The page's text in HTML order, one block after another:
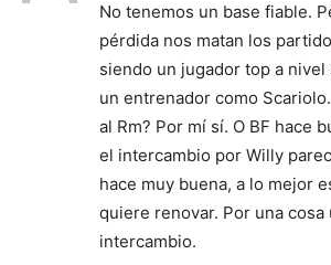
No tenemos un base fiable.
pérdida nos matan los
siendo un jugador top a
un entrenador como
al Rm? Por mí sí. O BF hace
el intercambio por Willy
hace muy buena, a lo mejor
quiere renovar. Por una cosa
intercambio.